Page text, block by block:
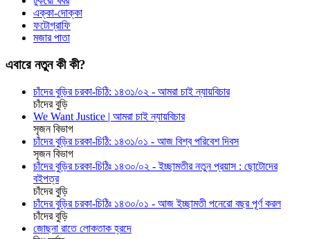
এক্কা-দোক্কা
ফটোগ্রাফি
মজার পাতা
এবারে নতুন কী কী?
চাঁদের বুড়ির চরকা-চিঠি: ১৪৩১/০২ - আমরা চাই ন্যায়বিচার
চাঁদের বুড়ি
We Want Justice | আমরা চাই ন্যায়বিচার
সৃজন বিভাগ
চাঁদের বুড়ির চরকা-চিঠি: ১৪৩১/০১ - আজ বিশ্ব পরিবেশ দিবস
সৃজন বিভাগ
চাঁদের বুড়ির চরকা-চিঠিঃ ১৪৩০/০২ - ইচ্ছামতীর নতুন প্রয়াস : ছোটোদের
বইপত্র
চাঁদের বুড়ি
চাঁদের বুড়ির চরকা-চিঠিঃ ১৪৩০/০১ - আজ ইচ্ছামতী পনেরো বছর পূর্ণ করল
চাঁদের বুড়ি
জোছনা রাতে লোকতাক হ্রদে